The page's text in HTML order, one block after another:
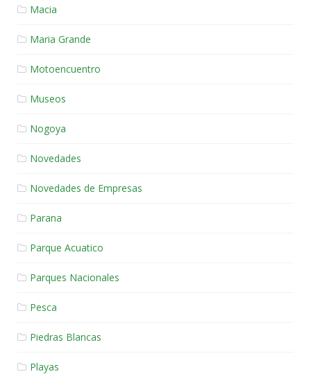
Macia
Maria Grande
Motoencuentro
Museos
Nogoya
Novedades
Novedades de Empresas
Parana
Parque Acuatico
Parques Nacionales
Pesca
Piedras Blancas
Playas